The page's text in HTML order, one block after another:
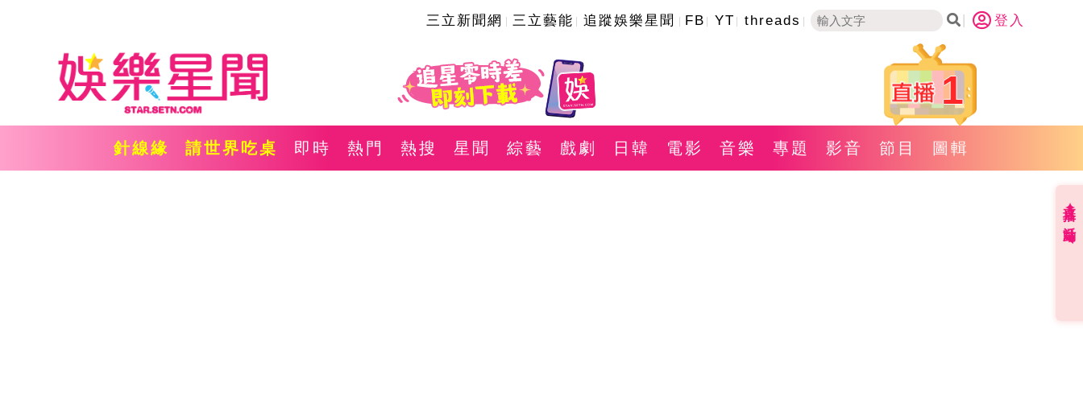
三立新聞網 三立藝能 追蹤娛樂星聞 FB YT threads 登入
1
針線緣 請世界吃桌 即時 熱門 熱搜 星聞 綜藝 戲劇 日韓 電影 音樂 專題 影音 節目 圖輯
直播✦活動